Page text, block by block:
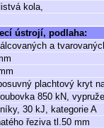
kola,
ústrojí, podlaha:
a
plachtový kryt
850 kN,
30 kJ, kategorie A
řeziva tl.50 mm